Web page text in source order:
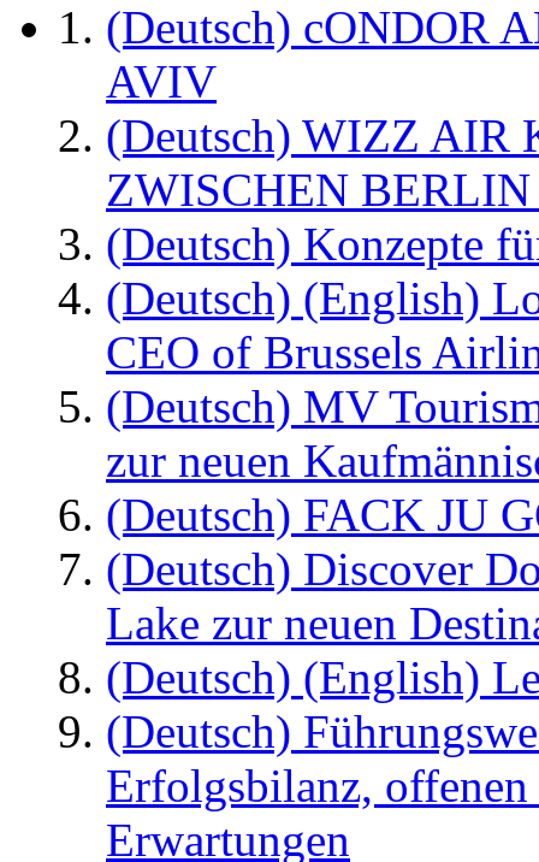
(Deutsch) cONDOR
AVIV
(Deutsch) WIZZ AIR
ZWISCHEN
(Deutsch) Konzepte
(Deutsch) (English)
CEO of Brussels
(Deutsch) MV
zur neuen
(Deutsch) FACK JU
(Deutsch) Discover
Lake zur neuen
(Deutsch) (English)
(Deutsch)
Erfolgsbilanz,
Erwartungen